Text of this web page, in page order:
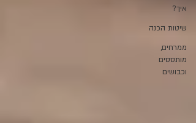
איך?
שיטות הכנה
ממרחים,
מותססים
וכבושים